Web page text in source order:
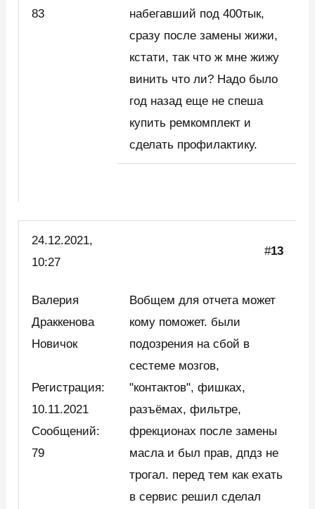
83
набегавший под 400тык,
сразу после замены жижи,
кстати, так что ж мне жижу
винить что ли? Надо было
год назад еще не спеша
купить ремкомплект и
сделать профилактику.
24.12.2021,
10:27
#13
Валерия
Драккенова
Новичок
Регистрация:
10.11.2021
Сообщений:
79
Вобщем для отчета может
кому поможет. были
подозрения на сбой в
сестеме мозгов,
"контактов", фишках,
разъёмах, фильтре,
фрекционах после замены
масла и был прав, дпдз не
трогал. перед тем как ехать
в сервис решил сделал